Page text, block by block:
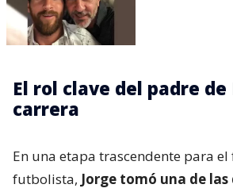
El rol clave del padre de
carrera
En una etapa trascendente para
futbolista, Jorge tomó una de